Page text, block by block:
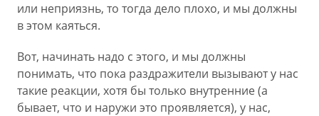
или неприязнь, то тогда дело плохо, и мы должны
в этом каяться.
Вот, начинать надо с этого, и мы должны
понимать, что пока раздражители вызывают у нас
такие реакции, хотя бы только внутренние (а
бывает, что и наружи это проявляется), у нас,